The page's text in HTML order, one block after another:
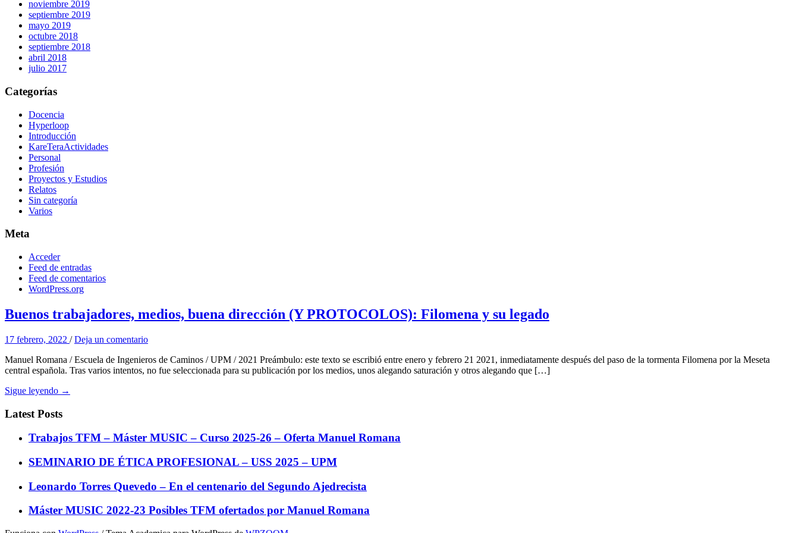
noviembre 2019
septiembre 2019
mayo 2019
octubre 2018
septiembre 2018
abril 2018
julio 2017
Categorías
Docencia
Hyperloop
Introducción
KareTeraActividades
Personal
Profesión
Proyectos y Estudios
Relatos
Sin categoría
Varios
Meta
Acceder
Feed de entradas
Feed de comentarios
WordPress.org
Buenos trabajadores, medios, buena dirección (Y PROTOCOLOS): Filomena y su legado
17 febrero, 2022 /Deja un comentario
Manuel Romana / Escuela de Ingenieros de Caminos / UPM / 2021 Preámbulo: este texto se escribió entre enero y febrero 21 2021, inmediatamente después del paso de la tormenta Filomena por la Meseta
central española. Tras varios intentos, no fue seleccionada para su publicación por los medios, unos alegando saturación y otros alegando que […]
Sigue leyendo →
Latest Posts
Trabajos TFM – Máster MUSIC – Curso 2025-26 – Oferta Manuel Romana
SEMINARIO DE ÉTICA PROFESIONAL – USS 2025 – UPM
Leonardo Torres Quevedo – En el centenario del Segundo Ajedrecista
Máster MUSIC 2022-23 Posibles TFM ofertados por Manuel Romana